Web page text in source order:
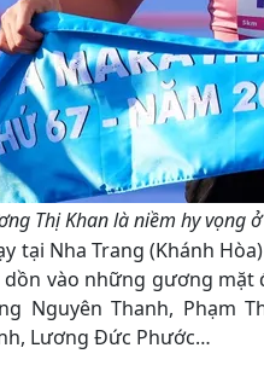
Thị Khan là niềm hy vọng
tại Nha Trang (Khánh
dồn vào những gương
Nguyên Thanh, Phạm
Lương Đức Phước…